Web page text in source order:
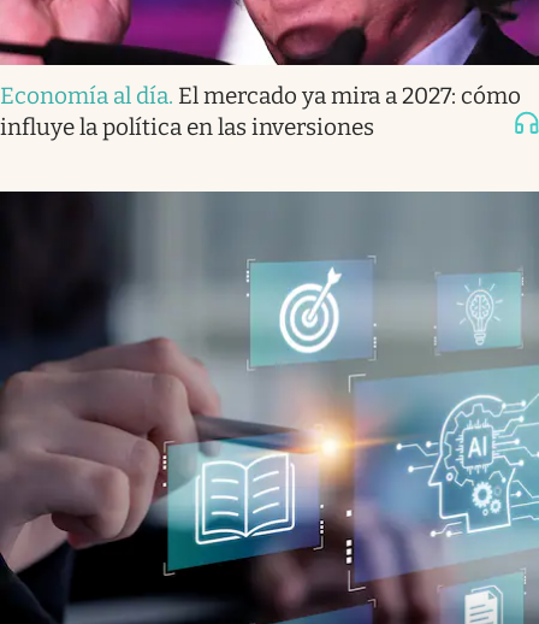
Economía al día. El mercado ya mira a 2027: cómo
influye la política en las inversiones